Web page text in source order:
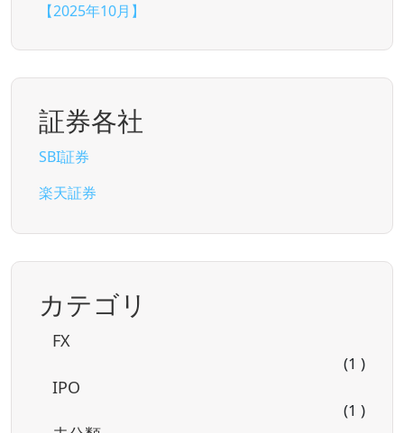
【2025年10月】
証券各社
SBI証券
楽天証券
カテゴリ
FX
(1 )
IPO
(1 )